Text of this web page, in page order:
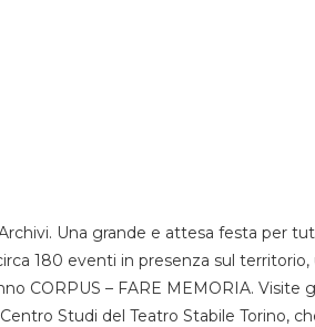
Una grande e attesa festa per
180 eventi in presenza sul territorio,
CORPUS – FARE MEMORIA. Visite
Studi del Teatro Stabile Torino,